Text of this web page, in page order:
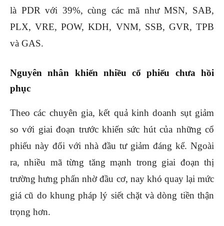
là PDR với 39%, cùng các mã như MSN, SAB,
PLX, VRE, POW, KDH, VNM, SSB, GVR, TPB
và GAS.
Nguyên nhân khiến nhiều cổ phiếu chưa hồi
phục
Theo các chuyên gia, kết quả kinh doanh sụt giảm
so với giai đoạn trước khiến sức hút của những cổ
phiếu này đối với nhà đầu tư giảm đáng kể. Ngoài
ra, nhiều mã từng tăng mạnh trong giai đoạn thị
trường hưng phấn nhờ đầu cơ, nay khó quay lại mức
giá cũ do khung pháp lý siết chặt và dòng tiền thận
trọng hơn.